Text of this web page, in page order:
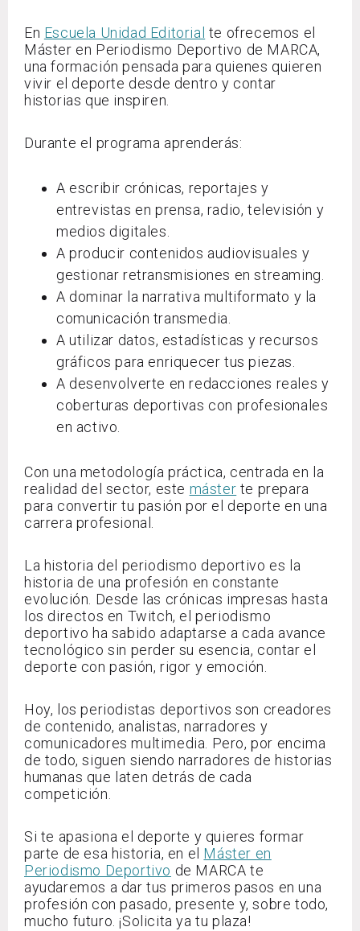
En Escuela Unidad Editorial te ofrecemos el
Máster en Periodismo Deportivo de MARCA,
una formación pensada para quienes quieren
vivir el deporte desde dentro y contar
historias que inspiren.
Durante el programa aprenderás:
A escribir crónicas, reportajes y
entrevistas en prensa, radio, televisión y
medios digitales.
A producir contenidos audiovisuales y
gestionar retransmisiones en streaming.
A dominar la narrativa multiformato y la
comunicación transmedia.
A utilizar datos, estadísticas y recursos
gráficos para enriquecer tus piezas.
A desenvolverte en redacciones reales y
coberturas deportivas con profesionales
en activo.
Con una metodología práctica, centrada en la
realidad del sector, este máster te prepara
para convertir tu pasión por el deporte en una
carrera profesional.
La historia del periodismo deportivo es la
historia de una profesión en constante
evolución. Desde las crónicas impresas hasta
los directos en Twitch, el periodismo
deportivo ha sabido adaptarse a cada avance
tecnológico sin perder su esencia, contar el
deporte con pasión, rigor y emoción.
Hoy, los periodistas deportivos son creadores
de contenido, analistas, narradores y
comunicadores multimedia. Pero, por encima
de todo, siguen siendo narradores de historias
humanas que laten detrás de cada
competición.
Si te apasiona el deporte y quieres formar
parte de esa historia, en el Máster en
Periodismo Deportivo de MARCA te
ayudaremos a dar tus primeros pasos en una
profesión con pasado, presente y, sobre todo,
mucho futuro. ¡Solicita ya tu plaza!